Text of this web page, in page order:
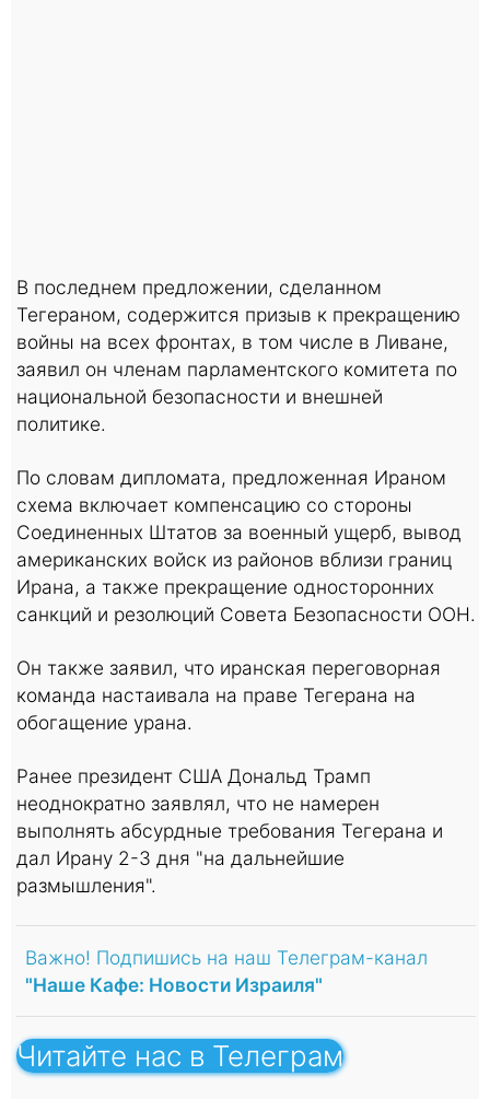
В последнем предложении, сделанном
Тегераном, содержится призыв к прекращению
войны на всех фронтах, в том числе в Ливане,
заявил он членам парламентского комитета по
национальной безопасности и внешней
политике.
По словам дипломата, предложенная Ираном
схема включает компенсацию со стороны
Соединенных Штатов за военный ущерб, вывод
американских войск из районов вблизи границ
Ирана, а также прекращение односторонних
санкций и резолюций Совета Безопасности ООН.
Он также заявил, что иранская переговорная
команда настаивала на праве Тегерана на
обогащение урана.
Ранее президент США Дональд Трамп
неоднократно заявлял, что не намерен
выполнять абсурдные требования Тегерана и
дал Ирану 2-3 дня "на дальнейшие
размышления".
Важно! Подпишись на наш Телеграм-канал
"Наше Кафе: Новости Израиля"
Читайте нас в Телеграм